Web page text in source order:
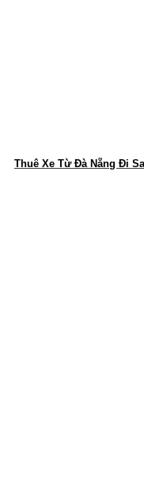
Thuê Xe Từ Đà Nẵng Đi